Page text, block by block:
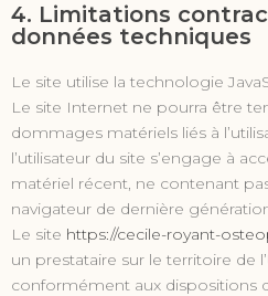
4. Limitations
données techniques
Le site utilise la technologie
Le site Internet ne pourra être
dommages matériels liés à
l’utilisateur du site s’engage à
matériel récent, ne contenant
navigateur de dernière
Le site https://cecile-royant-
un prestataire sur le territoire de
conformément aux dispositions